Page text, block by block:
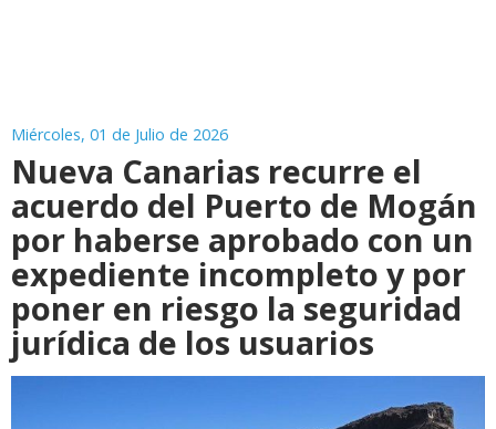
Miércoles, 01 de Julio de 2026
Nueva Canarias recurre el
acuerdo del Puerto de Mogán
por haberse aprobado con un
expediente incompleto y por
poner en riesgo la seguridad
jurídica de los usuarios